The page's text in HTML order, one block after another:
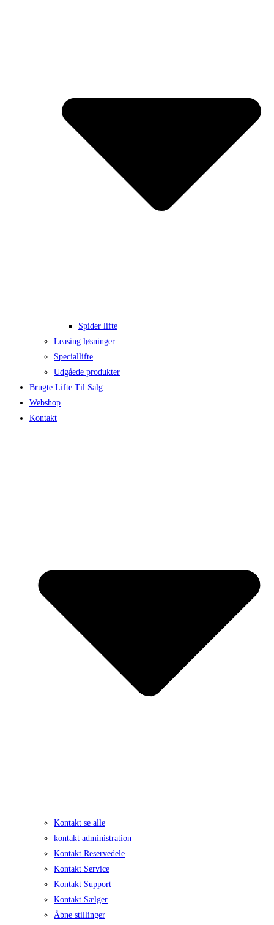
Spider lifte
Leasing løsninger
Speciallifte
Udgåede produkter
Brugte Lifte Til Salg
Webshop
Kontakt
Kontakt se alle
kontakt administration
Kontakt Reservedele
Kontakt Service
Kontakt Support
Kontakt Sælger
Åbne stillinger